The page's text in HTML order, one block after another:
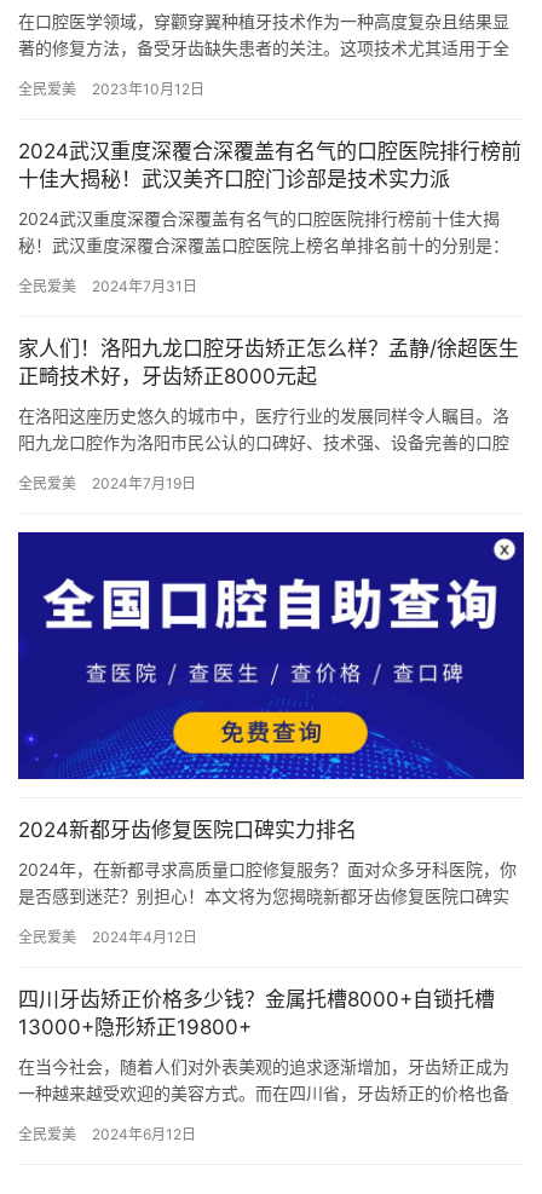
在口腔医学领域，穿颧穿翼种植牙技术作为一种高度复杂且结果显
著的修复方法，备受牙齿缺失患者的关注。这项技术尤其适用于全
域，实…
全民爱美 2023年10月12日
2024武汉重度深覆合深覆盖有名气的口腔医院排行榜前
十佳大揭秘！武汉美齐口腔门诊部是技术实力派
2024武汉重度深覆合深覆盖有名气的口腔医院排行榜前十佳大揭
秘！武汉重度深覆合深覆盖口腔医院上榜名单排名前十的分别是：
腔…
全民爱美 2024年7月31日
家人们！洛阳九龙口腔牙齿矫正怎么样？孟静/徐超医生
正畸技术好，牙齿矫正8000元起
在洛阳这座历史悠久的城市中，医疗行业的发展同样令人瞩目。洛
阳九龙口腔作为洛阳市民公认的口碑好、技术强、设备完善的口腔
牙齿矫…
全民爱美 2024年7月19日
2024新都牙齿修复医院口碑实力排名
2024年，在新都寻求高质量口腔修复服务？面对众多牙科医院，你
是否感到迷茫？别担心！本文将为您揭晓新都牙齿修复医院口碑实
容…
全民爱美 2024年4月12日
四川牙齿矫正价格多少钱？金属托槽8000+自锁托槽
13000+隐形矫正19800+
在当今社会，随着人们对外表美观的追求逐渐增加，牙齿矫正成为
一种越来越受欢迎的美容方式。而在四川省，牙齿矫正的价格也备
响因素…
全民爱美 2024年6月12日